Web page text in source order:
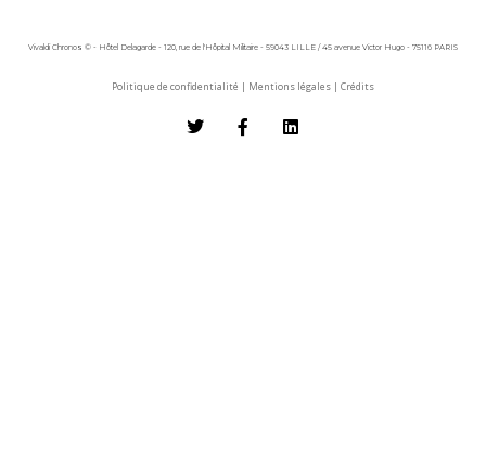
Vivaldi Chronos © - Hôtel Delagarde - 120, rue de l'Hôpital Militaire - 59043 LILLE / 45 avenue Victor Hugo - 75116 PARIS
Politique de confidentialité | Mentions légales | Crédits